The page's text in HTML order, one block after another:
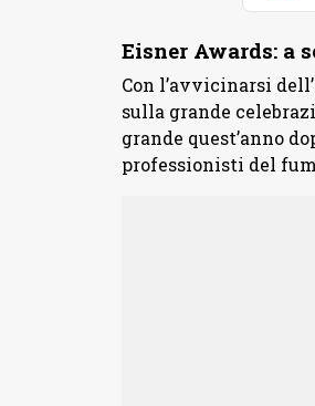
Eisner Awards: a
Con l’avvicinarsi
sulla grande
grande quest’anno
professionisti del